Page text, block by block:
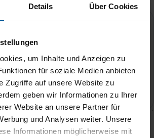
Details Über Cookies
um Inhalte und Anzeigen zu
für soziale Medien anbieten
Zugriffe auf unsere Website zu
geben wir Informationen zu Ihrer
Website an unsere Partner für
und Analysen weiter. Unsere
Informationen möglicherweise mit
des Kontaktformulars erkläre ich